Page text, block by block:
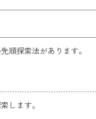
順探索法があります。
します。